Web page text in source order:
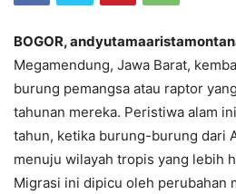
BOGOR,
Megamendung, Jawa Barat,
burung pemangsa atau raptor
tahunan mereka. Peristiwa alam
tahun, ketika burung-burung dari
menuju wilayah tropis yang lebih
Migrasi ini dipicu oleh perubahan